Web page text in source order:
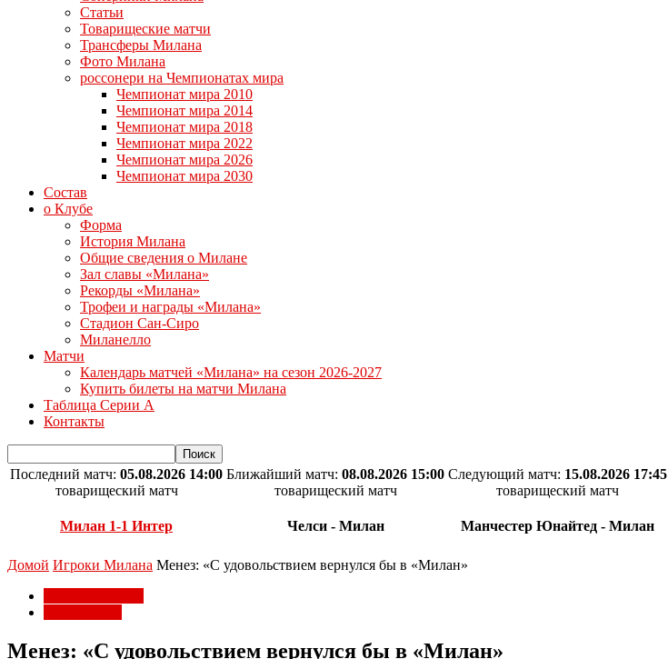
Статьи
Товарищеские матчи
Трансферы Милана
Фото Милана
россонери на Чемпионатах мира
Чемпионат мира 2010
Чемпионат мира 2014
Чемпионат мира 2018
Чемпионат мира 2022
Чемпионат мира 2026
Чемпионат мира 2030
Состав
о Клубе
Форма
История Милана
Общие сведения о Милане
Зал славы «Милана»
Рекорды «Милана»
Трофеи и награды «Милана»
Стадион Сан-Сиро
Миланелло
Матчи
Календарь матчей «Милана» на сезон 2026-2027
Купить билеты на матчи Милана
Таблица Серии А
Контакты
Последний матч: 05.08.2026 14:00
товарищеский матч
Милан 1-1 Интер
Ближайший матч: 08.08.2026 15:00
товарищеский матч
Челси - Милан
Следующий матч: 15.08.2026 17:45
товарищеский матч
Манчестер Юнайтед - Милан
Домой Игроки Милана Менез: «С удовольствием вернулся бы в «Милан»
Менез: «С удовольствием вернулся бы в «Милан»